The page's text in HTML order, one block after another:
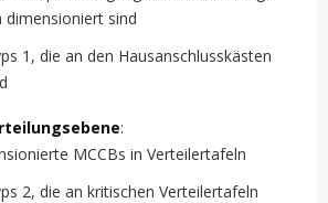
dimensioniert sind
1, die an den Hausanschlusskästen
:
MCCBs in Verteilertafeln
2, die an kritischen Verteilertafeln